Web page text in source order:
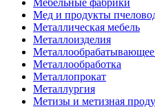
Мед и продукты
Металлическая мебель
Металлоизделия
Металлообработка
Металлопрокат
Металлургия
Метизы и метизная